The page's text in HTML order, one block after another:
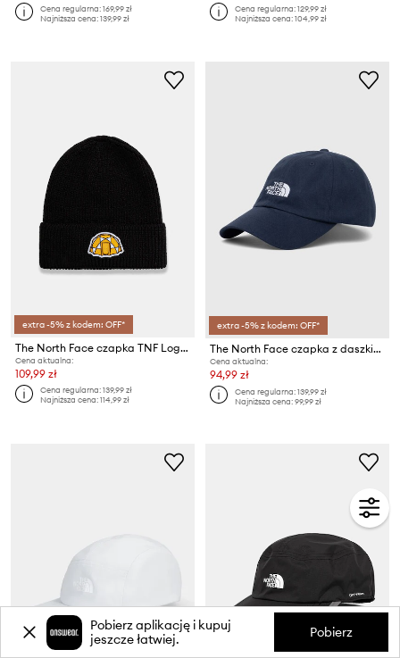
Cena regularna:169,99 zł
Najniższa cena:139,99 zł
Cena regularna:129,99 zł
Najniższa cena:104,99 zł
extra -5% z kodem: OFF*
The North Face czapka TNF Logo Box
Cena aktualna:
109,99 zł
Cena regularna:139,99 zł
Najniższa cena:114,99 zł
extra -5% z kodem: OFF*
The North Face czapka z daszkiem Norm Hat
Cena aktualna:
94,99 zł
Cena regularna:139,99 zł
Najniższa cena:99,99 zł
Pobierz aplikację i kupuj
jeszcze łatwiej.
Pobierz